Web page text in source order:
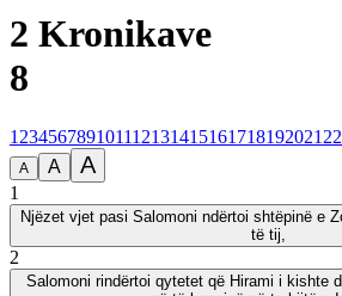
2 Kronikave
8
1 23456789101112131415161718192021 22
A A A
1
Njëzet vjet pasi Salomoni ndërtoi shtëpinë e
të tij,
2
Salomoni rindërtoi qytetet që Hirami i kishte